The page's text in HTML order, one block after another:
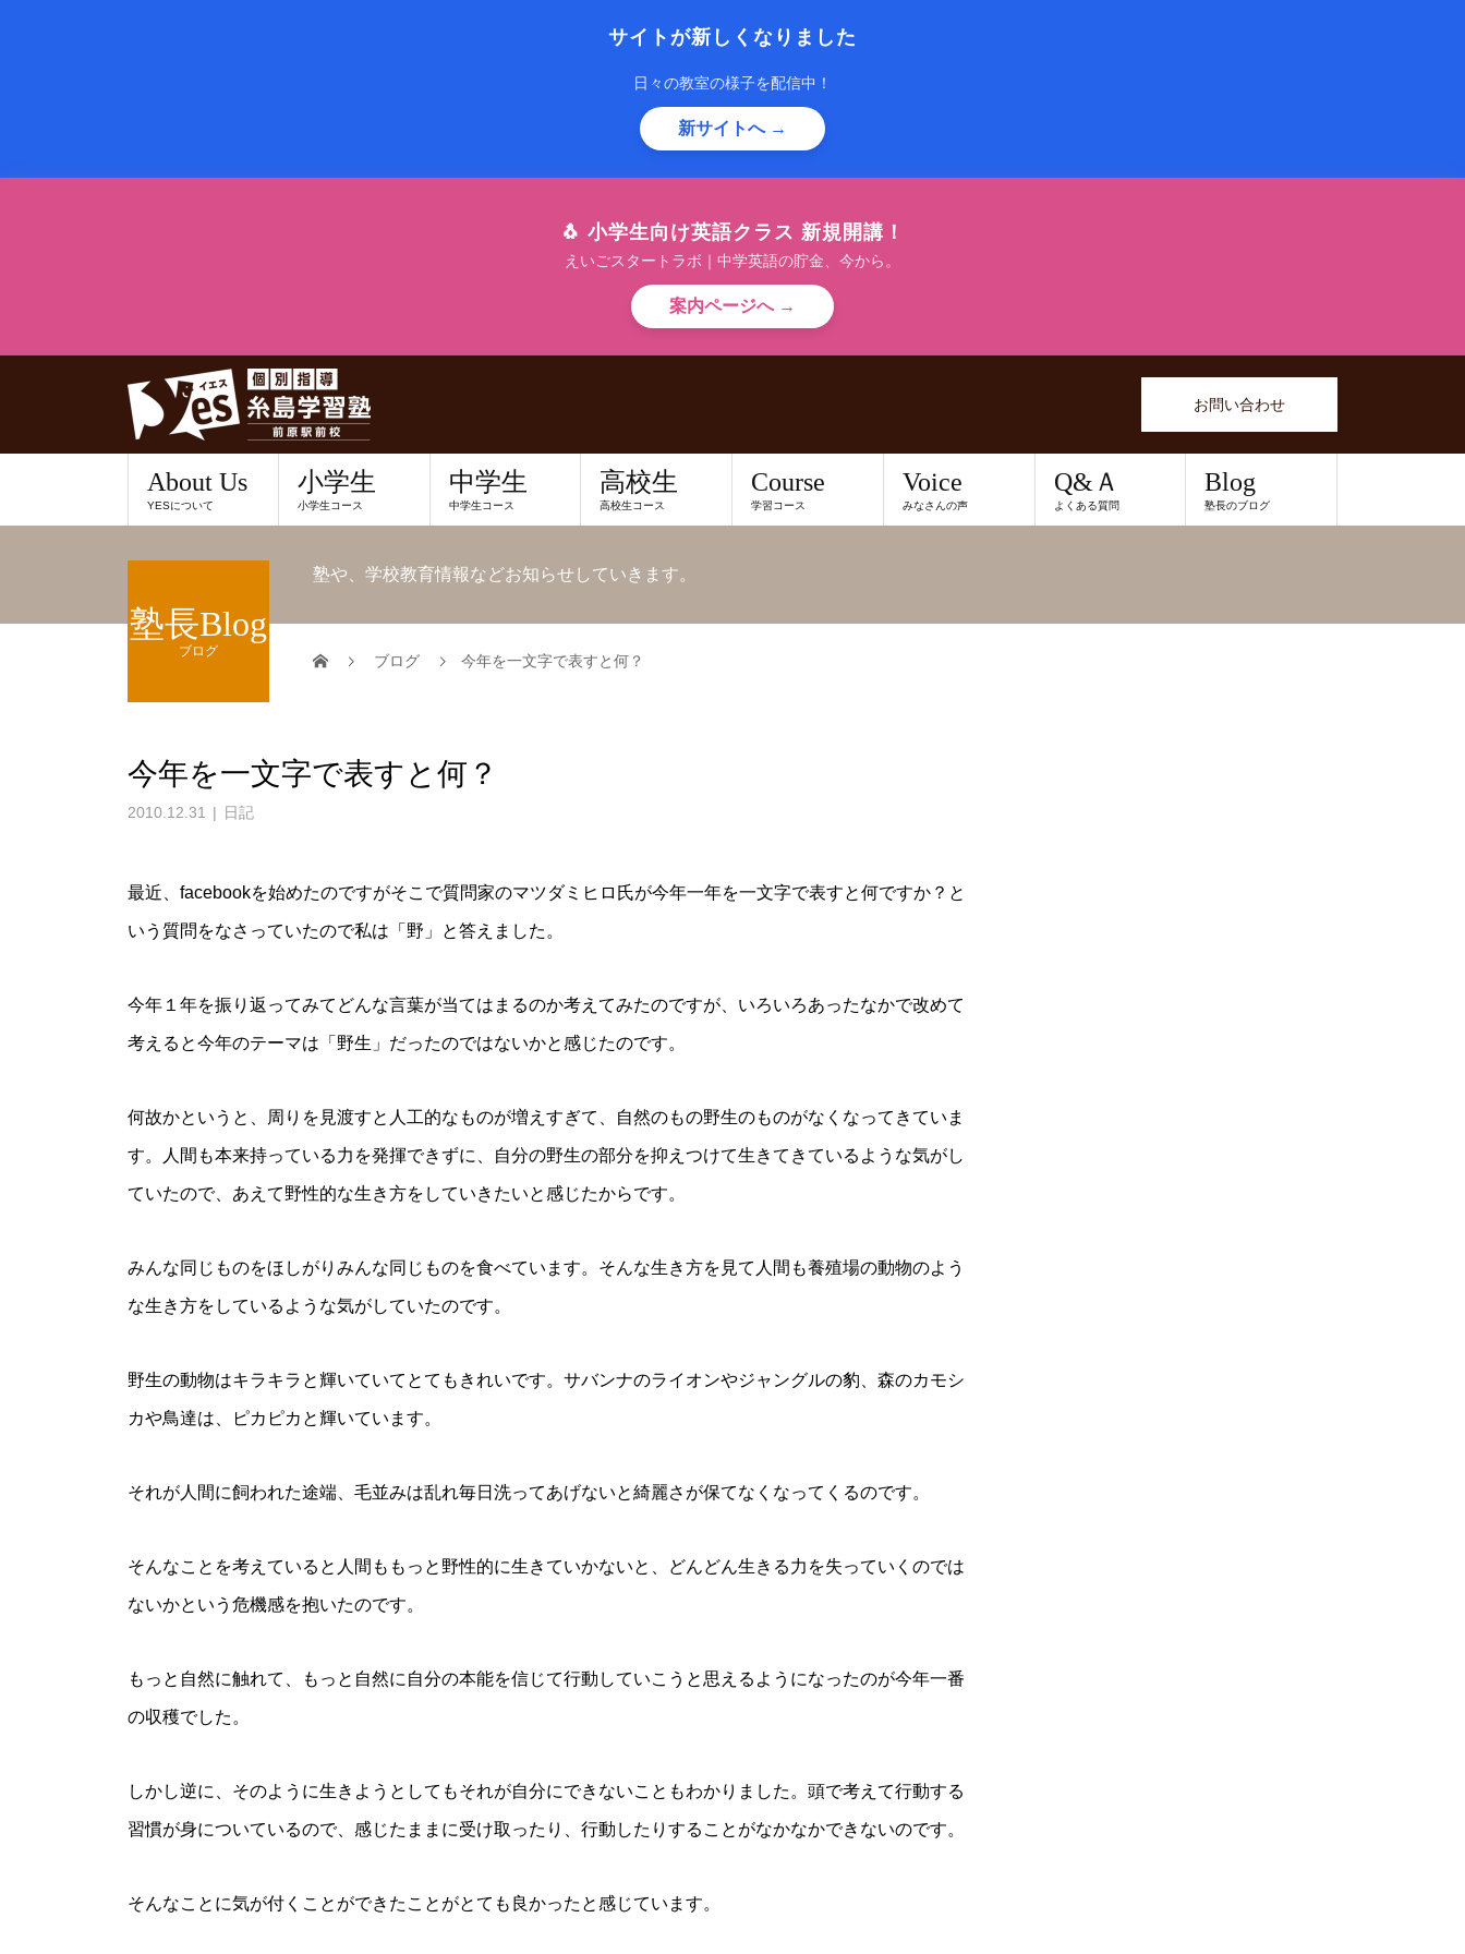
サイトが新しくなりました
日々の教室の様子を配信中！
新サイトへ →
🐧 小学生向け英語クラス 新規開講！
えいごスタートラボ｜中学英語の貯金、今から。
案内ページへ →
お問い合わせ
About Us
YESについて
小学生
小学生コース
中学生
中学生コース
高校生
高校生コース
Course
学習コース
Voice
みなさんの声
Q&Ａ
よくある質問
Blog
塾長のブログ
塾長Blog
ブログ
塾や、学校教育情報などお知らせしていきます。
ブログ 今年を一文字で表すと何？
今年を一文字で表すと何？
2010.12.31 日記
最近、facebookを始めたのですがそこで質問家のマツダミヒロ氏が今年一年を一文字で表すと何ですか？と
いう質問をなさっていたので私は「野」と答えました。
今年１年を振り返ってみてどんな言葉が当てはまるのか考えてみたのですが、いろいろあったなかで改めて
考えると今年のテーマは「野生」だったのではないかと感じたのです。
何故かというと、周りを見渡すと人工的なものが増えすぎて、自然のもの野生のものがなくなってきていま
す。人間も本来持っている力を発揮できずに、自分の野生の部分を抑えつけて生きてきているような気がし
ていたので、あえて野性的な生き方をしていきたいと感じたからです。
みんな同じものをほしがりみんな同じものを食べています。そんな生き方を見て人間も養殖場の動物のよう
な生き方をしているような気がしていたのです。
野生の動物はキラキラと輝いていてとてもきれいです。サバンナのライオンやジャングルの豹、森のカモシ
カや鳥達は、ピカピカと輝いています。
それが人間に飼われた途端、毛並みは乱れ毎日洗ってあげないと綺麗さが保てなくなってくるのです。
そんなことを考えていると人間ももっと野性的に生きていかないと、どんどん生きる力を失っていくのでは
ないかという危機感を抱いたのです。
もっと自然に触れて、もっと自然に自分の本能を信じて行動していこうと思えるようになったのが今年一番
の収穫でした。
しかし逆に、そのように生きようとしてもそれが自分にできないこともわかりました。頭で考えて行動する
習慣が身についているので、感じたままに受け取ったり、行動したりすることがなかなかできないのです。
そんなことに気が付くことができたことがとても良かったと感じています。